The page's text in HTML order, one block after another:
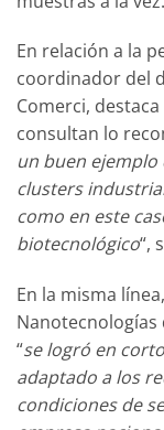
En relación a la
coordinador del
Comerci,
consultan lo
un buen
clusters
como en este
biotecnológico“,
En la misma
Nanotecnologías
“se logró en
adaptado a los
condiciones de